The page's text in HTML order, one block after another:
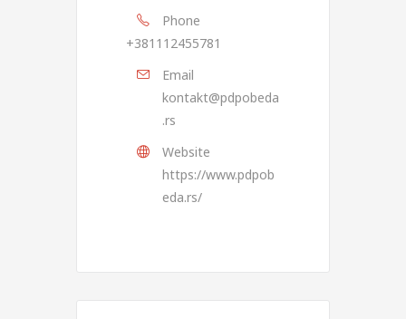
Phone
+381112455781
Email
kontakt@pdpobeda
.rs
Website
https://www.pdpob
eda.rs/